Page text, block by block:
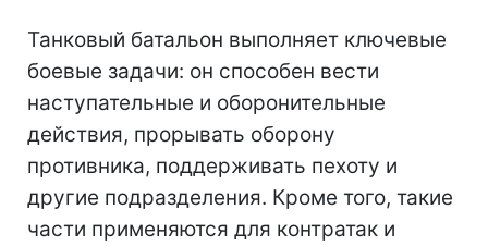
Танковый батальон выполняет ключевые
боевые задачи: он способен вести
наступательные и оборонительные
действия, прорывать оборону
противника, поддерживать пехоту и
другие подразделения. Кроме того, такие
части применяются для контратак и